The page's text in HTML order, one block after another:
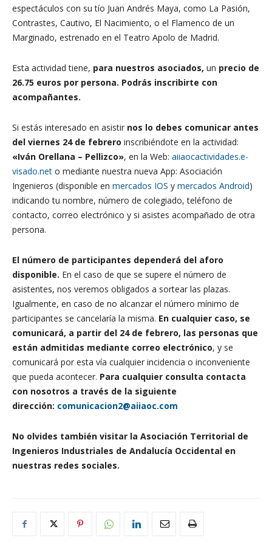
espectáculos con su tío Juan Andrés Maya, como La Pasión,
Contrastes, Cautivo, El Nacimiento, o el Flamenco de un
Marginado, estrenado en el Teatro Apolo de Madrid.
Esta actividad tiene, para nuestros asociados, un precio de
26.75 euros por persona. Podrás inscribirte con
acompañantes.
Si estás interesado en asistir nos lo debes comunicar antes
del viernes 24 de febrero inscribiéndote en la actividad:
«Iván Orellana – Pellizco», en la Web: aiiaocactividades.e-
visado.net o mediante nuestra nueva App: Asociación
Ingenieros (disponible en mercados IOS y mercados Android)
indicando tu nombre, número de colegiado, teléfono de
contacto, correo electrónico y si asistes acompañado de otra
persona.
El número de participantes dependerá del aforo
disponible. En el caso de que se supere el número de
asistentes, nos veremos obligados a sortear las plazas.
Igualmente, en caso de no alcanzar el número mínimo de
participantes se cancelaría la misma. En cualquier caso, se
comunicará, a partir del 24 de febrero, las personas que
están admitidas mediante correo electrónico, y se
comunicará por esta vía cualquier incidencia o inconveniente
que pueda acontecer. Para cualquier consulta contacta
con nosotros a través de la siguiente
dirección: comunicacion2@aiiaoc.com
No olvides también visitar la Asociación Territorial de
Ingenieros Industriales de Andalucía Occidental en
nuestras redes sociales.